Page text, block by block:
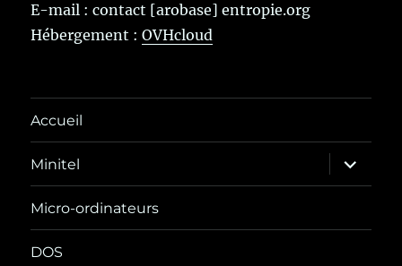
E-mail : contact [arobase] entropie.org
Hébergement :OVHcloud
Accueil
Minitel
ouvrir
le
sous-
Micro-ordinateurs
DOS